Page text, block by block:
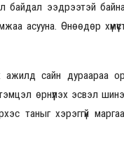
ээдрээтэй
асууна. Өнөөдөр
ажилд сайн
өрнүүлэх эсвэл
таныг хэрэггүй